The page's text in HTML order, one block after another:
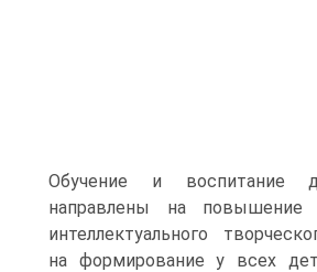
Обучение и воспитание
направлены на повышение
интеллектуального
на формирование у всех